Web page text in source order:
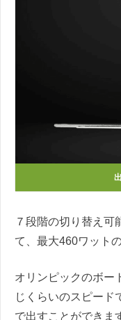
７段階の切り替え可
て、最大460ワット
オリンピックのボー
じくらいのスピード
で出すことができま